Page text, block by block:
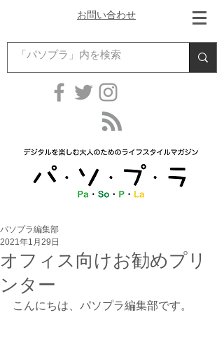
お問い合わせ
オフィス向けお勧めプリ
ンター
パソプラ編集部
2021年1月29日
こんにちは、パソプラ編集部です。